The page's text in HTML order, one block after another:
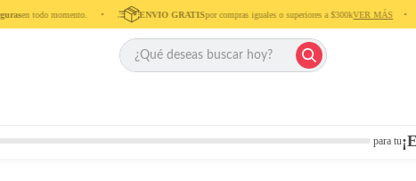
en todo momento. ‎ ‎ ‎ ‎ •‎ ‎ ‎ ‎ ‎ ENVIO GRATISpor compras iguales o superiores a $300kVER MÁS‎ ‎ ‎ ‎ •‎ ‎ ‎ ‎
para tu